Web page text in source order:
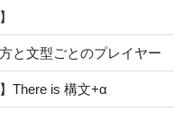
と文型ごとのプレイヤー
There is 構文+α